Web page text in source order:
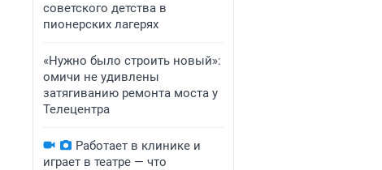
советского детства в
пионерских лагерях
«Нужно было строить новый»:
омичи не удивлены
затягиванию ремонта моста у
Телецентра
Работает в клинике и
играет в театре — что